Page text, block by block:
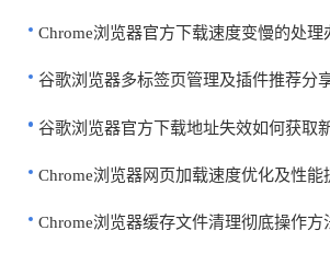
Chrome浏览器官方下载速度变慢的处理
谷歌浏览器多标签页管理及插件推荐分
谷歌浏览器官方下载地址失效如何获取
Chrome浏览器网页加载速度优化及性能
Chrome浏览器缓存文件清理彻底操作方